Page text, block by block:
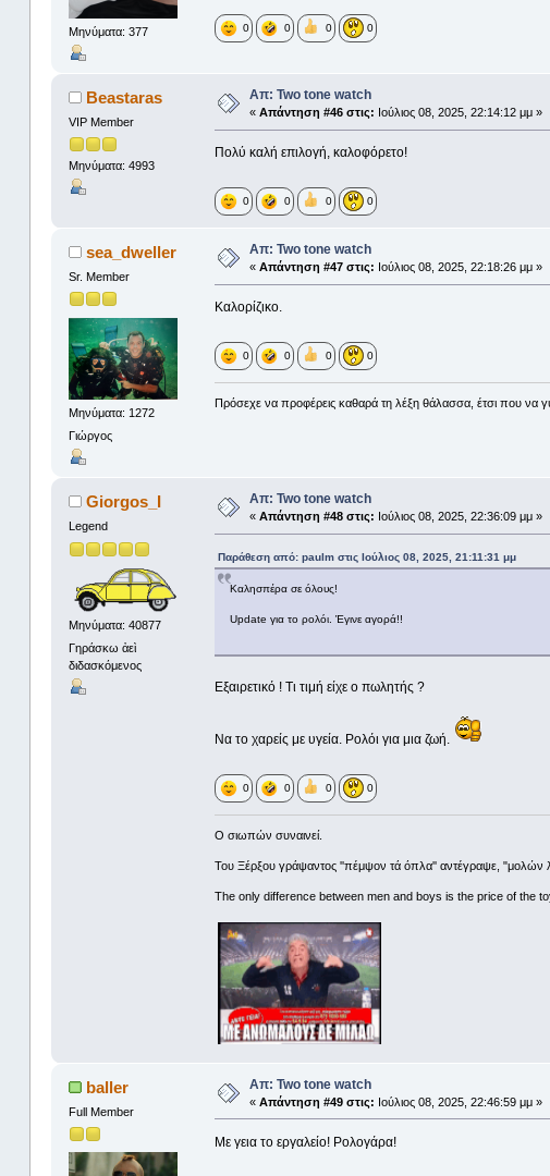
Μηνύματα: 377 0 0 0 0
Beastaras
VIP Member
Μηνύματα: 4993
Απ: Two tone watch
« Απάντηση #46 στις: Ιούλιος 08, 2025, 22:14:12 μμ »
Πολύ καλή επιλογή, καλοφόρετο!
0 0 0 0
sea_dweller
Sr. Member
Μηνύματα: 1272
Γιώργος
Απ: Two tone watch
« Απάντηση #47 στις: Ιούλιος 08, 2025, 22:18:26 μμ »
Καλορίζικο.
0 0 0 0
Πρόσεχε να προφέρεις καθαρά τη λέξη θάλασσα, έτσι που να
Giorgos_I
Legend
Μηνύματα: 40877
Γηράσκω ἀεὶ
διδασκόμενος
Απ: Two tone watch
« Απάντηση #48 στις: Ιούλιος 08, 2025, 22:36:09 μμ »
Παράθεση από: paulm στις Ιούλιος 08, 2025, 21:11:31 μμ
Καλησπέρα σε όλους!
Update για το ρολόι. Έγινε αγορά!!
Εξαιρετικό ! Τι τιμή είχε ο πωλητής ?
Να το χαρείς με υγεία. Ρολόι για μια ζωή.
0 0 0 0
Ο σιωπών συναινεί.
Του Ξέρξου γράψαντος ''πέμψον τά όπλα'' αντέγραψε, "μολών
The only difference between men and boys is the price of the
baller
Full Member
Απ: Two tone watch
« Απάντηση #49 στις: Ιούλιος 08, 2025, 22:46:59 μμ »
Με γεια το εργαλείο! Ρολογάρα!